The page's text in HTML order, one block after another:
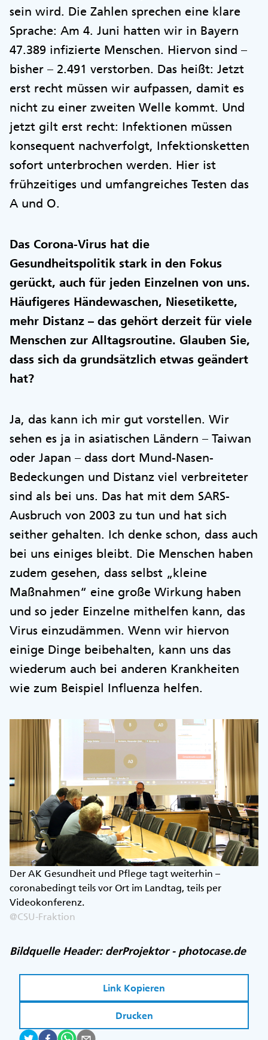
sein wird. Die Zahlen sprechen eine klare
Sprache: Am 4. Juni hatten wir in Bayern
47.389 infizierte Menschen. Hiervon sind –
bisher – 2.491 verstorben. Das heißt: Jetzt
erst recht müssen wir aufpassen, damit es
nicht zu einer zweiten Welle kommt. Und
jetzt gilt erst recht: Infektionen müssen
konsequent nachverfolgt, Infektionsketten
sofort unterbrochen werden. Hier ist
frühzeitiges und umfangreiches Testen das
A und O.
Das Corona-Virus hat die
Gesundheitspolitik stark in den Fokus
gerückt, auch für jeden Einzelnen von uns.
Häufigeres Händewaschen, Niesetikette,
mehr Distanz – das gehört derzeit für viele
Menschen zur Alltagsroutine. Glauben Sie,
dass sich da grundsätzlich etwas geändert
hat?
Ja, das kann ich mir gut vorstellen. Wir
sehen es ja in asiatischen Ländern – Taiwan
oder Japan – dass dort Mund-Nasen-
Bedeckungen und Distanz viel verbreiteter
sind als bei uns. Das hat mit dem SARS-
Ausbruch von 2003 zu tun und hat sich
seither gehalten. Ich denke schon, dass auch
bei uns einiges bleibt. Die Menschen haben
zudem gesehen, dass selbst „kleine
Maßnahmen“ eine große Wirkung haben
und so jeder Einzelne mithelfen kann, das
Virus einzudämmen. Wenn wir hiervon
einige Dinge beibehalten, kann uns das
wiederum auch bei anderen Krankheiten
wie zum Beispiel Influenza helfen.
Der AK Gesundheit und Pflege tagt weiterhin –
coronabedingt teils vor Ort im Landtag, teils per
Videokonferenz.
@CSU-Fraktion
Bildquelle Header: derProjektor - photocase.de
Link Kopieren
Drucken